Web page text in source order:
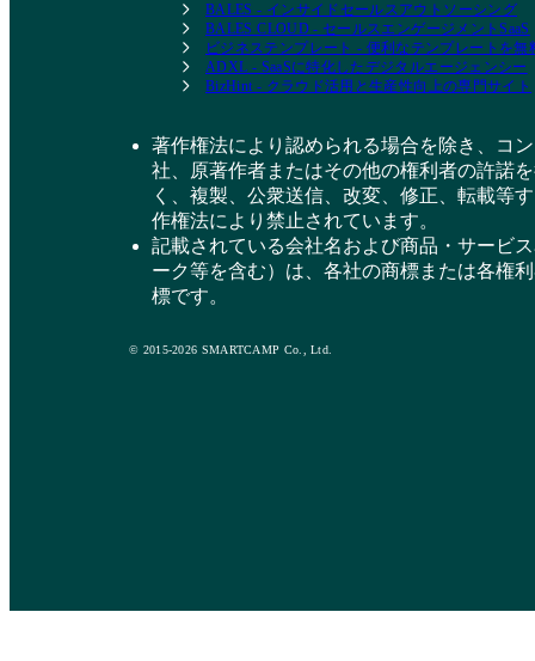
BALES - インサイドセールスアウトソーシング
BALES CLOUD - セールスエンゲージメントSaaS
ビジネステンプレート - 便利なテンプレートを無
ADXL - SaaSに特化したデジタルエージェンシー
BizHint - クラウド活用と生産性向上の専門サイト
著作権法により認められる場合を除き、コ
社、原著作者またはその他の権利者の許諾
く、複製、公衆送信、改変、修正、転載等
作権法により禁止されています。
記載されている会社名および商品・サービ
ーク等を含む）は、各社の商標または各権
標です。
© 2015-2026 SMARTCAMP Co., Ltd.